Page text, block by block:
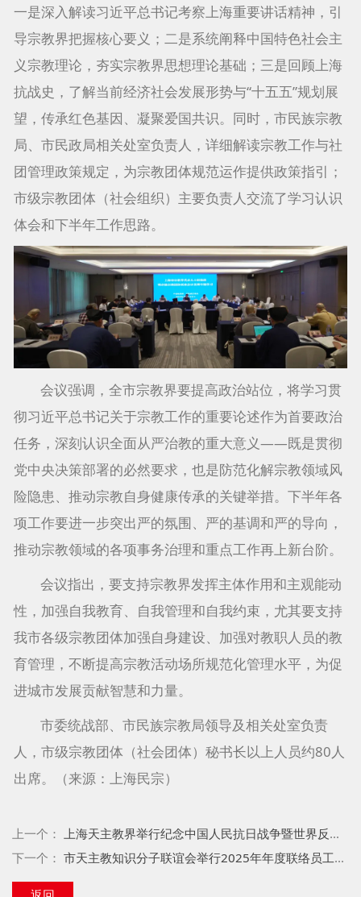
一是深入解读习近平总书记考察上海重要讲话精神，引
导宗教界把握核心要义；二是系统阐释中国特色社会主
义宗教理论，夯实宗教界思想理论基础；三是回顾上海
抗战史，了解当前经济社会发展形势与“十五五”规划展
望，传承红色基因、凝聚爱国共识。同时，市民族宗教
局、市民政局相关处室负责人，详细解读宗教工作与社
团管理政策规定，为宗教团体规范运作提供政策指引；
市级宗教团体（社会组织）主要负责人交流了学习认识
体会和下半年工作思路。
会议强调，全市宗教界要提高政治站位，将学习贯
彻习近平总书记关于宗教工作的重要论述作为首要政治
任务，深刻认识全面从严治教的重大意义——既是贯彻
党中央决策部署的必然要求，也是防范化解宗教领域风
险隐患、推动宗教自身健康传承的关键举措。下半年各
项工作要进一步突出严的氛围、严的基调和严的导向，
推动宗教领域的各项事务治理和重点工作再上新台阶。
会议指出，要支持宗教界发挥主体作用和主观能动
性，加强自我教育、自我管理和自我约束，尤其要支持
我市各级宗教团体加强自身建设、加强对教职人员的教
育管理，不断提高宗教活动场所规范化管理水平，为促
进城市发展贡献智慧和力量。
市委统战部、市民族宗教局领导及相关处室负责
人，市级宗教团体（社会团体）秘书长以上人员约80人
出席。（来源：上海民宗）
上一个：
上海天主教界举行纪念中国人民抗日战争暨世界反法西斯战争胜利八十周年升旗仪式
下一个：市天主教知识分子联谊会举行2025年年度联络员工作会议